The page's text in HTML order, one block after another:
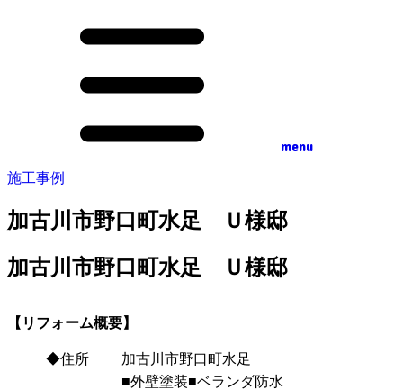
menu
施工事例
加古川市野口町水足 Ｕ様邸
加古川市野口町水足 Ｕ様邸
【リフォーム概要】
◆住所 加古川市野口町水足
■外壁塗装■ベランダ防水